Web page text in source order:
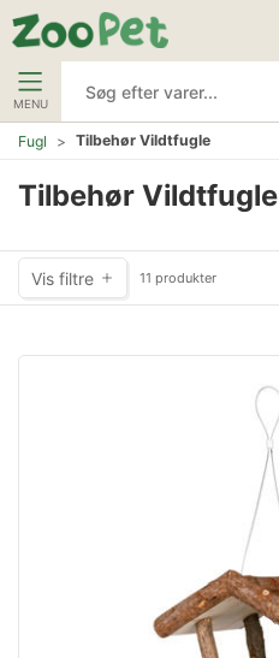
MENU
Fugl Tilbehør Vildtfugle
Tilbehør Vildtfugle
Vis filtre 11 produkter